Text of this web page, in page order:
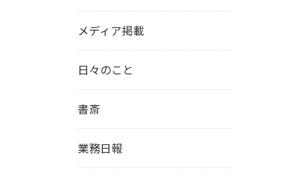
メディア掲載
日々のこと
書斎
業務日報